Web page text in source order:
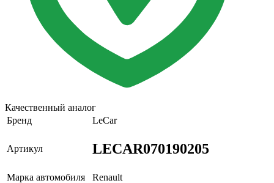
Качественный аналог
Бренд
LeCar
Артикул LECAR070190205
Марка автомобиля
Renault